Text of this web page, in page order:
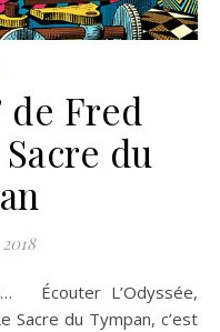
de Fred
du
Sacre du Tympan, c’est